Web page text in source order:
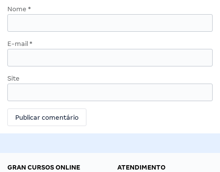
Nome *
E-mail *
Site
GRAN CURSOS ONLINE
ATENDIMENTO